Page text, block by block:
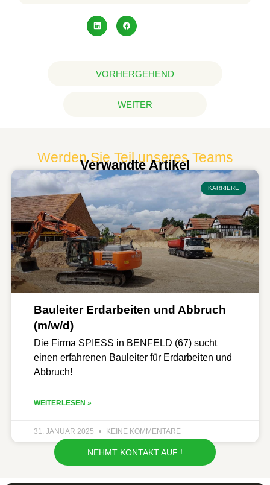
VORHERGEHEND
WEITER
Werden Sie Teil unseres Teams
Verwandte Artikel
KARRIERE
Bauleiter Erdarbeiten und Abbruch
(m/w/d)
Die Firma SPIESS in BENFELD (67) sucht
einen erfahrenen Bauleiter für Erdarbeiten und
Abbruch!
WEITERLESEN »
31. JANUAR 2025 KEINE KOMMENTARE
NEHMT KONTAKT AUF !